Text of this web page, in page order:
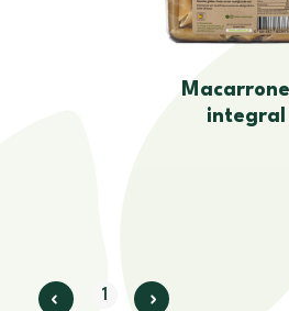
integral
1